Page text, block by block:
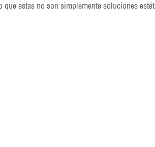
que estas no son simplemente soluciones